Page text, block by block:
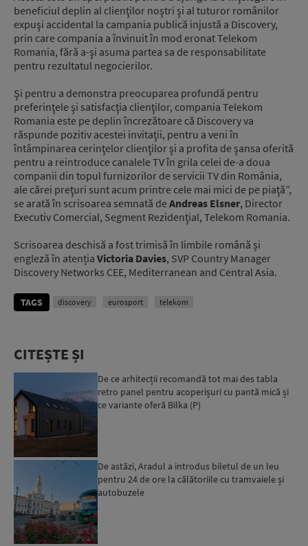
beneficiul deplin al clienţilor noştri şi al tuturor românilor
expuşi accidental la campania publică injustă a Discovery,
prin care compania a învinuit în mod eronat Telekom
Romania, fără a-şi asuma partea sa de responsabilitate
pentru rezultatul negocierilor.
Şi pentru a demonstra preocuparea profundă pentru
preferinţele şi satisfacţia clienţilor, compania Telekom
Romania este pe deplin încrezătoare că Discovery va
răspunde pozitiv acestei invitaţii, pentru a veni în
întâmpinarea cerinţelor clienţilor şi a profita de şansa oferită
pentru a reintroduce canalele TV în grila celei de-a doua
companii din topul furnizorilor de servicii TV din România,
ale cărei preţuri sunt acum printre cele mai mici de pe piaţă”,
se arată în scrisoarea semnată deAndreas Elsner, Director
Executiv Comercial, Segment Rezidenţial, Telekom Romania.
Scrisoarea deschisă a fost trimisă în limbile română și
engleză în atenția Victoria Davies, SVP Country Manager
Discovery Networks CEE, Mediterranean and Central Asia.
TAGS discovery eurosport telekom
CITEȘTE ȘI
De ce arhitecții recomandă tot mai des tabla
retro panel pentru acoperișuri cu pantă mică și
ce variante oferă Bilka (P)
De astăzi, Aradul a introdus biletul de un leu
pentru 24 de ore la călătoriile cu tramvaiele și
autobuzele